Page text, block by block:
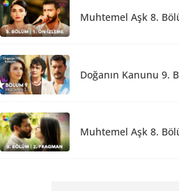
Muhtemel Aşk 8.
Doğanın Kanunu 9.
Muhtemel Aşk 8.